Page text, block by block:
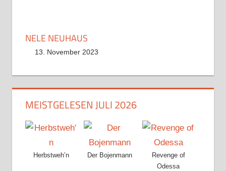
NELE NEUHAUS
13. November 2023
MEISTGELESEN JULI 2026
Herbstweh’n Der Bojenmann
Revenge of
Odessa